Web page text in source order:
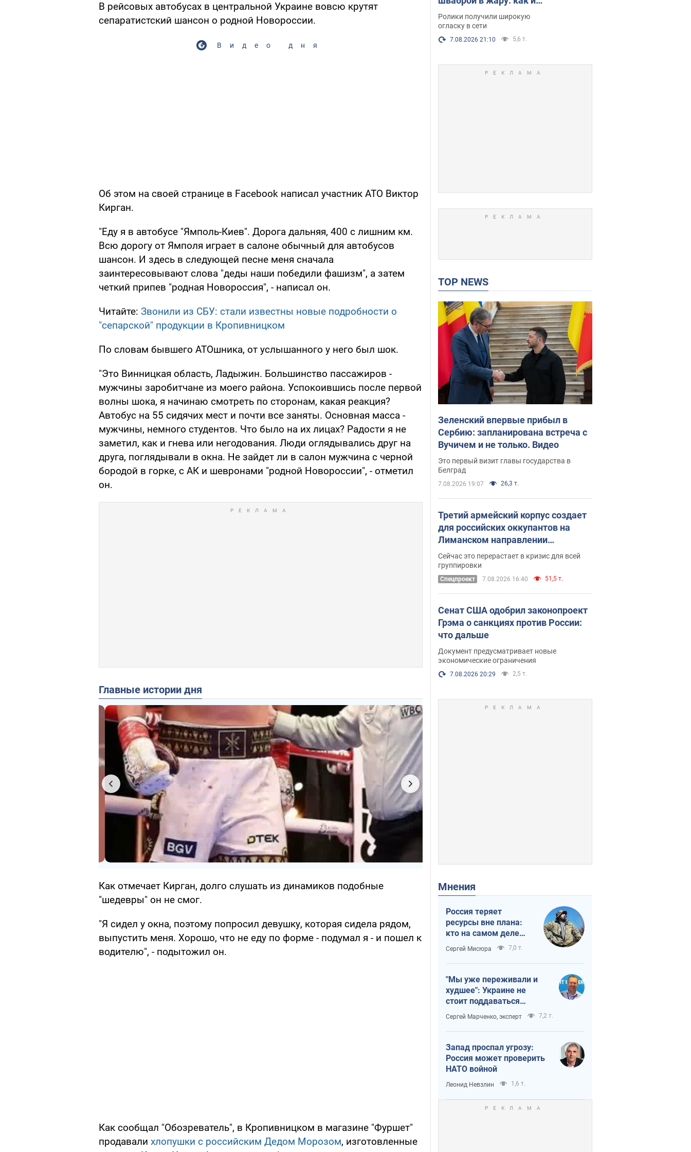
В рейсовых автобусах в центральной Украине вовсю крутят
сепаратистский шансон о родной Новороссии.
Видео дня
Об этом на своей странице в Facebook написал участник АТО Виктор
Кирган.
"Еду я в автобусе "Ямполь-Киев". Дорога дальняя, 400 с лишним км.
Всю дорогу от Ямполя играет в салоне обычный для автобусов
шансон. И здесь в следующей песне меня сначала
заинтересовывают слова "деды наши победили фашизм", а затем
четкий припев "родная Новороссия", - написал он.
Читайте: Звонили из СБУ: стали известны новые подробности о
"сепарской" продукции в Кропивницком
По словам бывшего АТОшника, от услышанного у него был шок.
"Это Винницкая область, Ладыжин. Большинство пассажиров -
мужчины заробитчане из моего района. Успокоившись после первой
волны шока, я начинаю смотреть по сторонам, какая реакция?
Автобус на 55 сидячих мест и почти все заняты. Основная масса -
мужчины, немного студентов. Что было на их лицах? Радости я не
заметил, как и гнева или негодования. Люди оглядывались друг на
друга, поглядывали в окна. Не зайдет ли в салон мужчина с черной
бородой в горке, с АК и шевронами "родной Новороссии", - отметил
он.
Главные истории дня
Как отмечает Кирган, долго слушать из динамиков подобные
"шедевры" он не смог.
"Я сидел у окна, поэтому попросил девушку, которая сидела рядом,
выпустить меня. Хорошо, что не еду по форме - подумал я - и пошел к
водителю", - подытожил он.
Как сообщал "Обозреватель", в Кропивницком в магазине "Фуршет"
продавали хлопушки с российским Дедом Морозом, изготовленные
наказали. Видео
Ролики получили широкую
огласку в сети
7.08.2026 21:10 5,6 т.
TOP NEWS
Зеленский впервые прибыл в
Сербию: запланирована встреча с
Вучичем и не только. Видео
Это первый визит главы государства в
Белград
7.08.2026 19:07 26,3 т.
Третий армейский корпус создает
для российских оккупантов на
Лиманском направлении
критический дискомфорт: как это
удалось
Сейчас это перерастает в кризис для всей
группировки
Спецпроект 7.08.2026 16:40 51,5 т.
Сенат США одобрил законопроект
Грэма о санкциях против России:
что дальше
Документ предусматривает новые
экономические ограничения
7.08.2026 20:29 2,5 т.
Мнения
Россия теряет
ресурсы вне плана:
кто на самом деле
диктует темп войны
Сергей Мисюра 7,0 т.
"Мы уже переживали и
худшее": Украине не
стоит поддаваться
отчаянию из-за
ракетного террора
Сергей Марченко, эксперт 7,2 т.
Запад проспал угрозу:
Россия может проверить
НАТО войной
Леонид Невзлин 1,6 т.